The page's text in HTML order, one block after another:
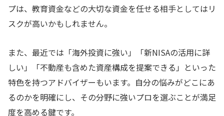
プは、教育資金などの大切な資金を任せる相手としてはリ
スクが高いかもしれません。
また、最近では「海外投資に強い」「新NISAの活用に詳
しい」「不動産も含めた資産構成を提案できる」といった
特色を持つアドバイザーもいます。自分の悩みがどこにあ
るのかを明確にし、その分野に強いプロを選ぶことが満足
度を高める鍵です。